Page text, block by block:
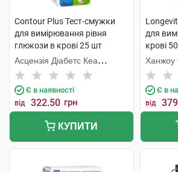
Contour Plus Тест-смужки
для вимірювання рівня
глюкози в крові 25 шт
Асцензія Діабетс Кеа
Холдінгс
Є в наявності
від 322.50 грн
КУПИТИ
для
крові
Ханжоу
енд
Є в
від